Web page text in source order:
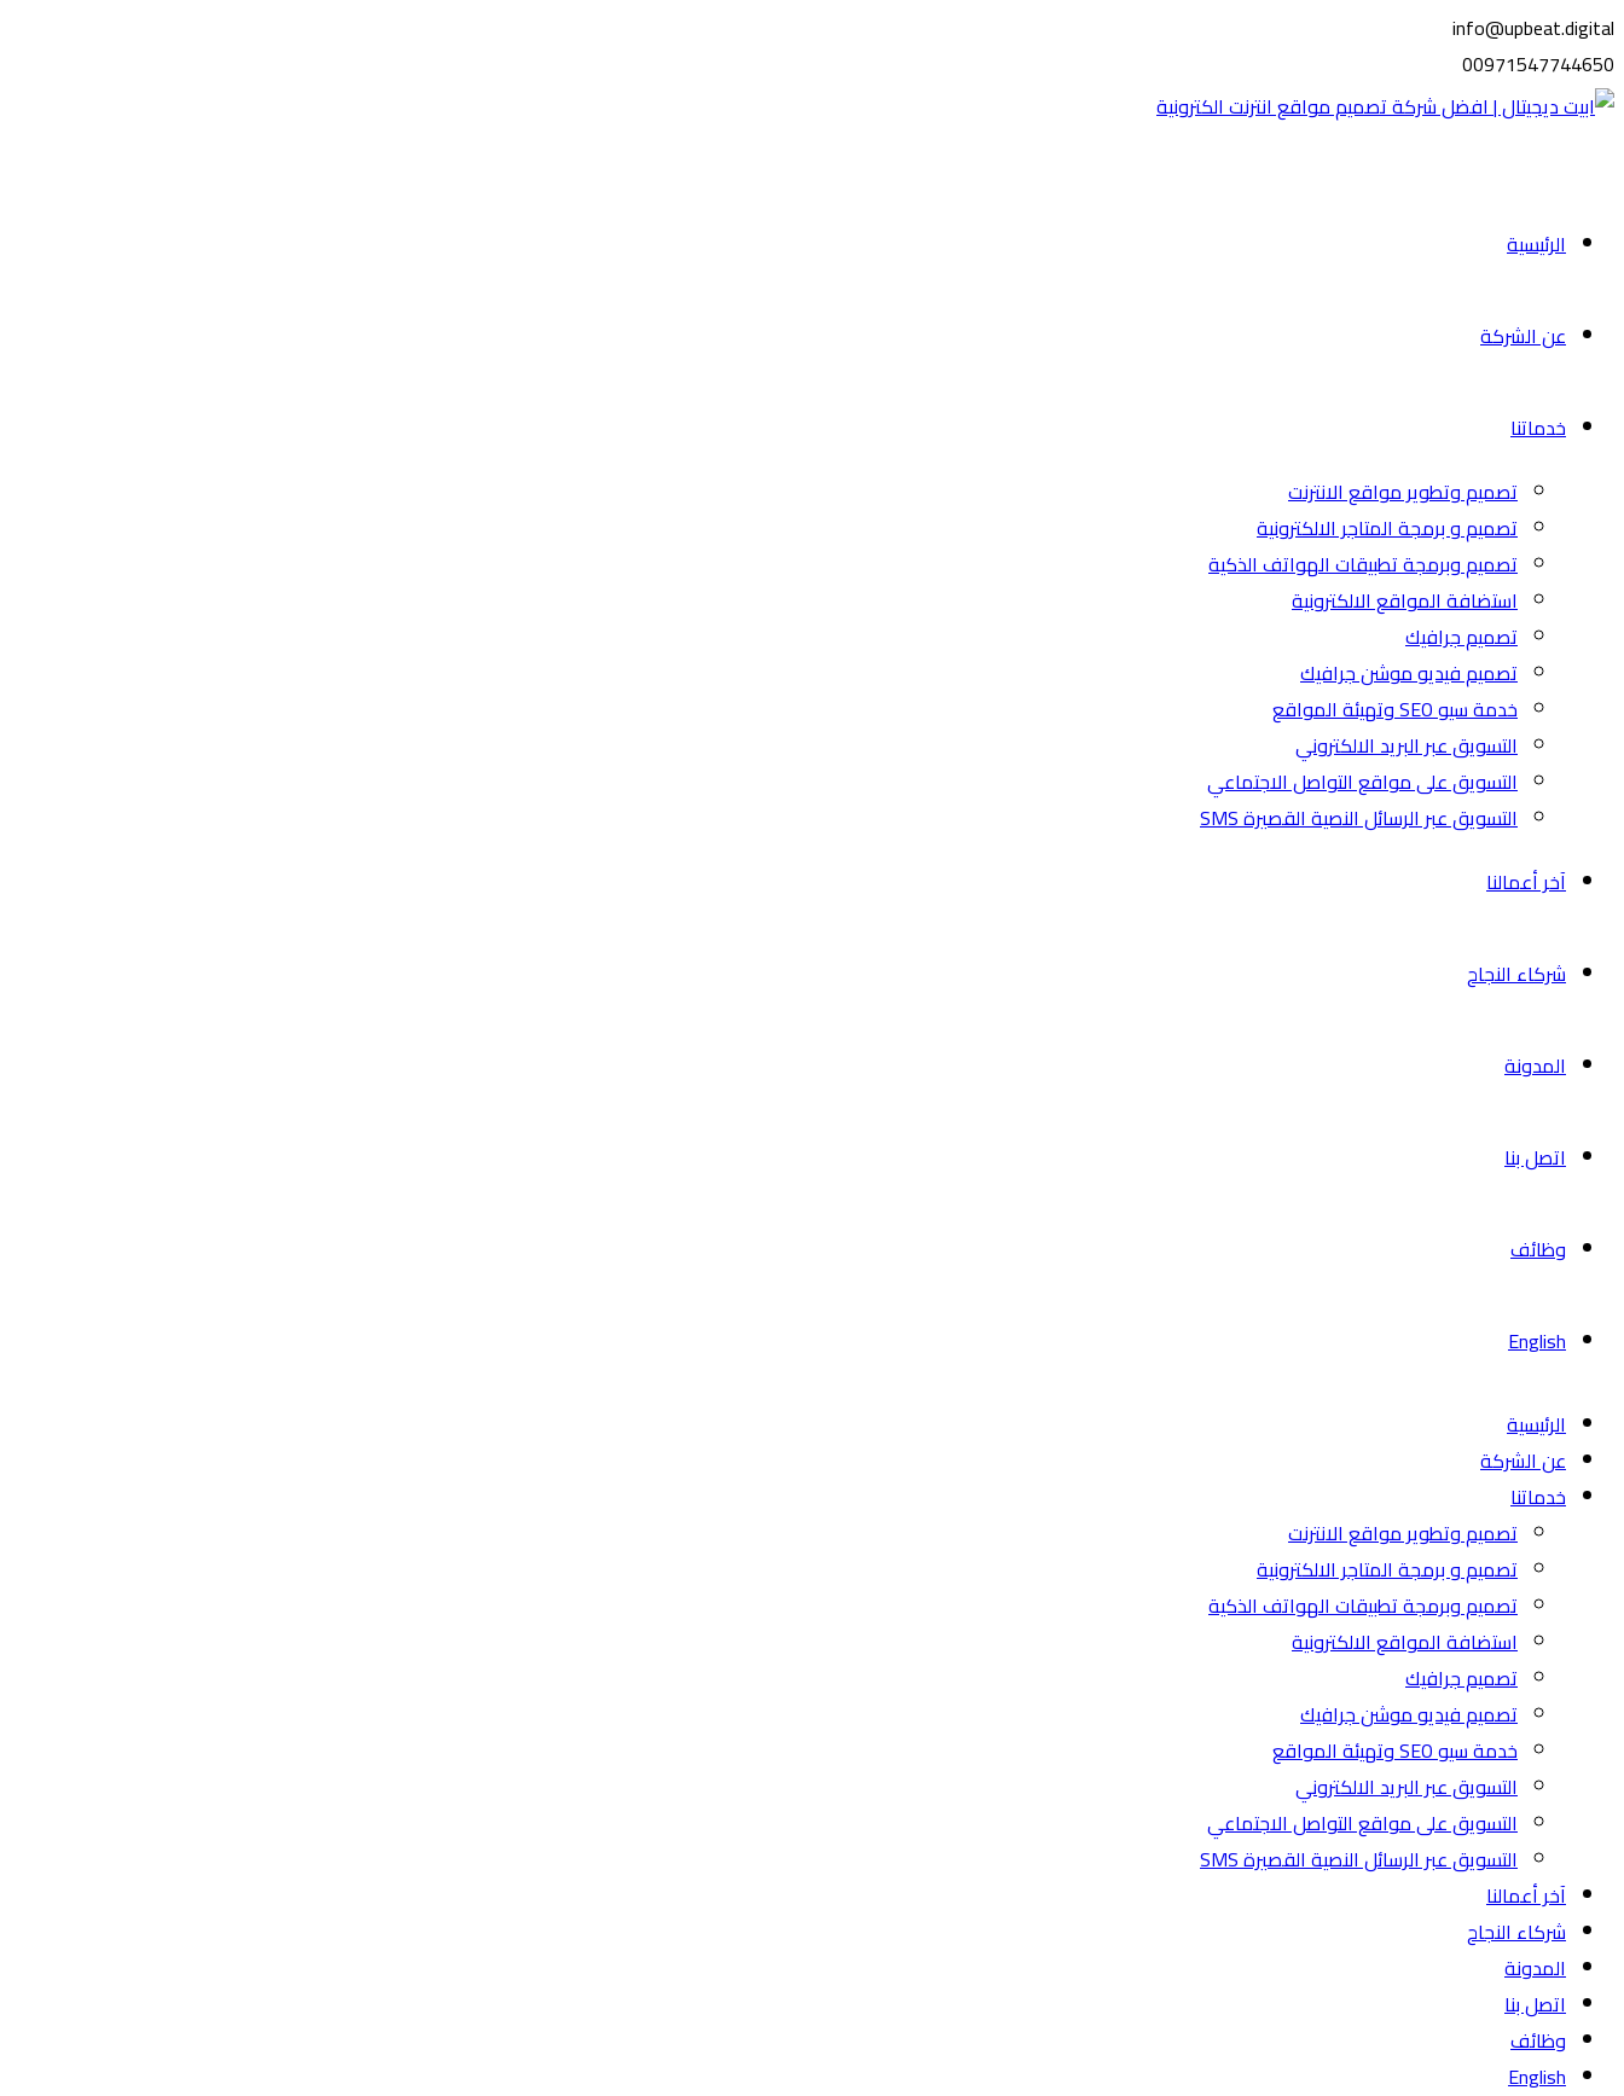
info@upbeat.digital
00971547744650
الرئيسية
عن الشركة
خدماتنا
تصميم وتطوير مواقع الانترنت
تصميم و برمجة المتاجر الالكترونية
تصميم وبرمجة تطبيقات الهواتف الذكية
استضافة المواقع الالكترونية
تصميم جرافيك
تصميم فيديو موشن جرافيك
خدمة سيو SEO وتهيئة المواقع
التسويق عبر البريد الالكتروني
التسويق على مواقع التواصل الاجتماعي
التسويق عبر الرسائل النصية القصيرة SMS
آخر أعمالنا
شركاء النجاح
المدونة
اتصل بنا
وظائف
English
الرئيسية
عن الشركة
خدماتنا
تصميم وتطوير مواقع الانترنت
تصميم و برمجة المتاجر الالكترونية
تصميم وبرمجة تطبيقات الهواتف الذكية
استضافة المواقع الالكترونية
تصميم جرافيك
تصميم فيديو موشن جرافيك
خدمة سيو SEO وتهيئة المواقع
التسويق عبر البريد الالكتروني
التسويق على مواقع التواصل الاجتماعي
التسويق عبر الرسائل النصية القصيرة SMS
آخر أعمالنا
شركاء النجاح
المدونة
اتصل بنا
وظائف
English